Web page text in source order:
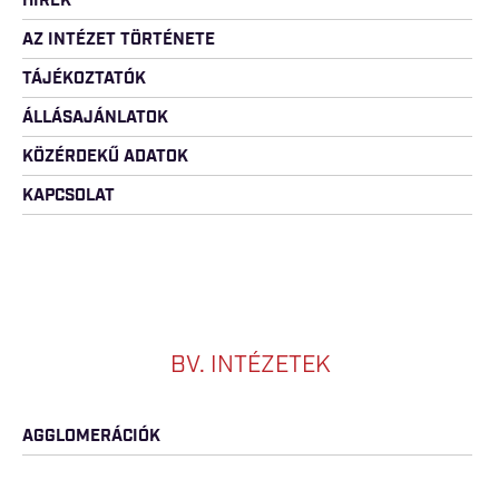
AZ INTÉZET TÖRTÉNETE
TÁJÉKOZTATÓK
ÁLLÁSAJÁNLATOK
KÖZÉRDEKŰ ADATOK
KAPCSOLAT
BV. INTÉZETEK
AGGLOMERÁCIÓK